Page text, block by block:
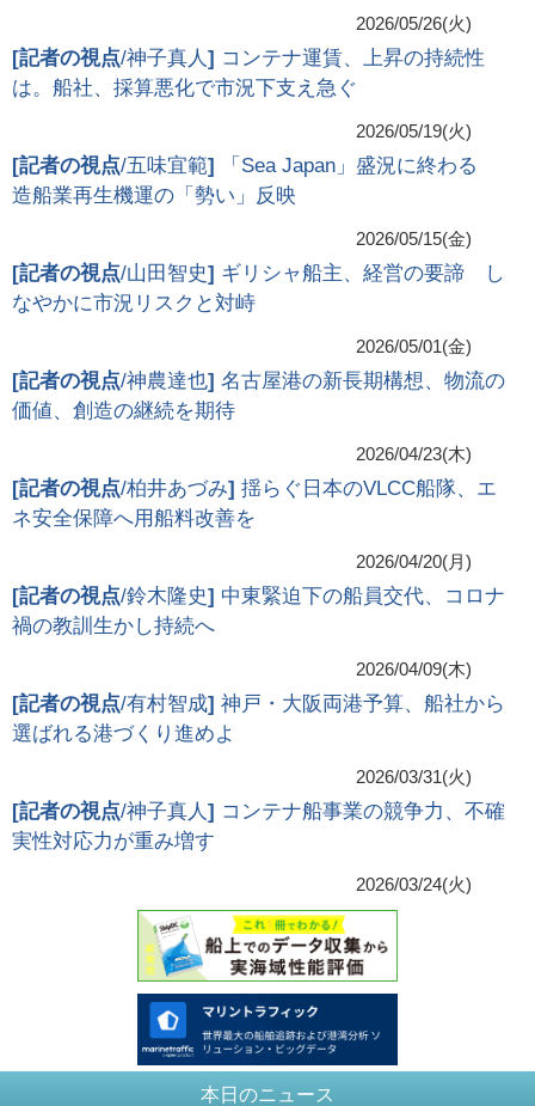
2026/05/26(火)
[記者の視点/神子真人 ] コンテナ運賃、上昇の持続性
は。船社、採算悪化で市況下支え急ぐ
2026/05/19(火)
[記者の視点/五味宜範]
「Sea Japan」盛況に終わる
造船業再生機運の「勢い」反映
2026/05/15(金)
[記者の視点/山田智史] ギリシャ船主、経営の要諦 し
なやかに市況リスクと対峙
2026/05/01(金)
[記者の視点/神農達也] 名古屋港の新長期構想、物流の
価値、創造の継続を期待
2026/04/23(木)
[記者の視点/柏井あづみ] 揺らぐ日本のVLCC船隊、エ
ネ安全保障へ用船料改善を
2026/04/20(月)
[記者の視点/鈴木隆史] 中東緊迫下の船員交代、コロナ
禍の教訓生かし持続へ
2026/04/09(木)
[記者の視点/有村智成] 神戸・大阪両港予算、船社から
選ばれる港づくり進めよ
2026/03/31(火)
[記者の視点/神子真人 ] コンテナ船事業の競争力、不確
実性対応力が重み増す
2026/03/24(火)
本日のニュース